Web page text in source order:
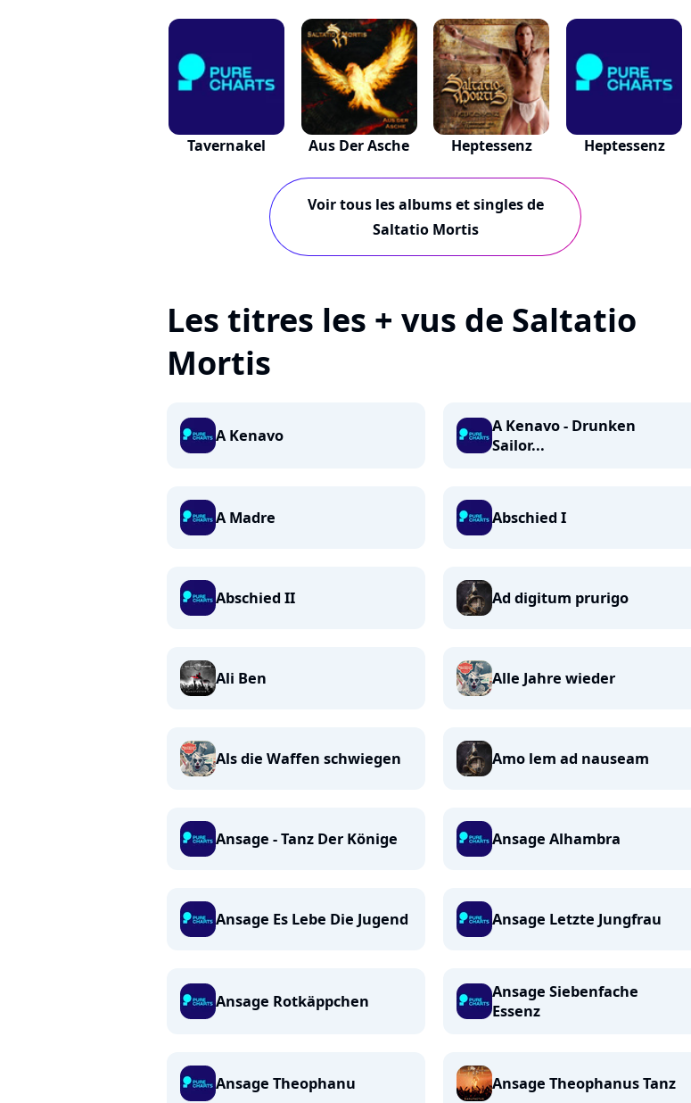
Tavernakel Aus Der Asche Heptessenz Heptessenz
Voir tous les albums et singles de
Saltatio Mortis
Les titres les + vus de Saltatio
Mortis
A Kenavo
A Kenavo - Drunken
Sailor...
A Madre Abschied I
Abschied II Ad digitum prurigo
Ali Ben Alle Jahre wieder
Als die Waffen schwiegen Amo lem ad nauseam
Ansage - Tanz Der Könige Ansage Alhambra
Ansage Es Lebe Die Jugend Ansage Letzte Jungfrau
Ansage Rotkäppchen
Ansage Siebenfache
Essenz
Ansage Theophanu Ansage Theophanus Tanz